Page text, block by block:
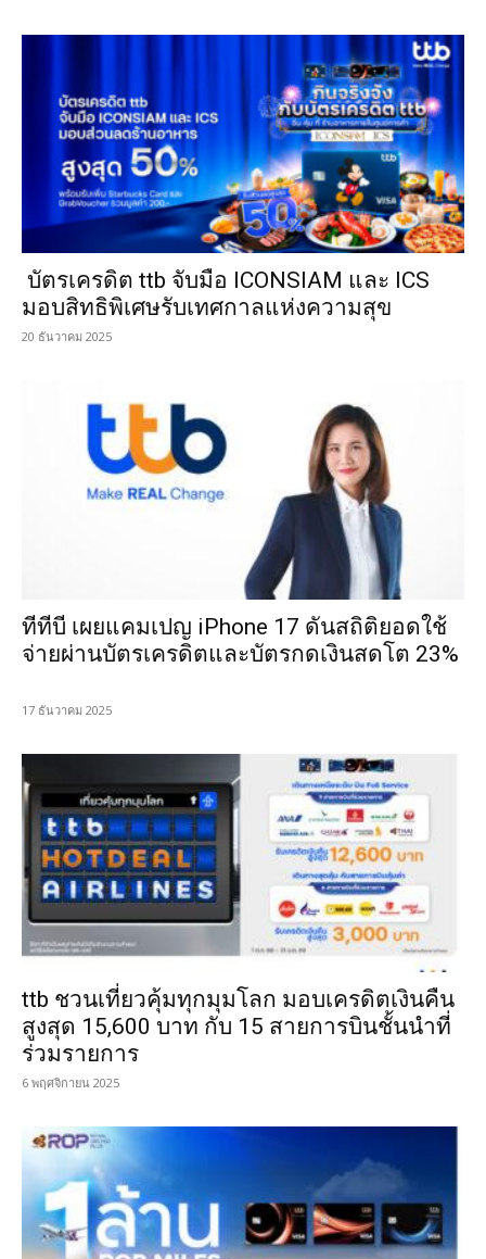
บัตรเครดิต ttb จับมือ ICONSIAM และ ICS
มอบสิทธิพิเศษรับเทศกาลแห่งความสุข
20 ธันวาคม 2025
ทีทีบี เผยแคมเปญ iPhone 17 ดันสถิติยอดใช้
จ่ายผ่านบัตรเครดิตและบัตรกดเงินสดโต 23%
17 ธันวาคม 2025
ttb ชวนเที่ยวคุ้มทุกมุมโลก มอบเครดิตเงินคืน
สูงสุด 15,600 บาท กับ 15 สายการบินชั้นนำที่
ร่วมรายการ
6 พฤศจิกายน 2025